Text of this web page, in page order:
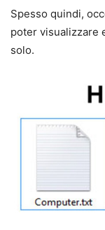
Spesso quindi,
poter visualizzare
solo.